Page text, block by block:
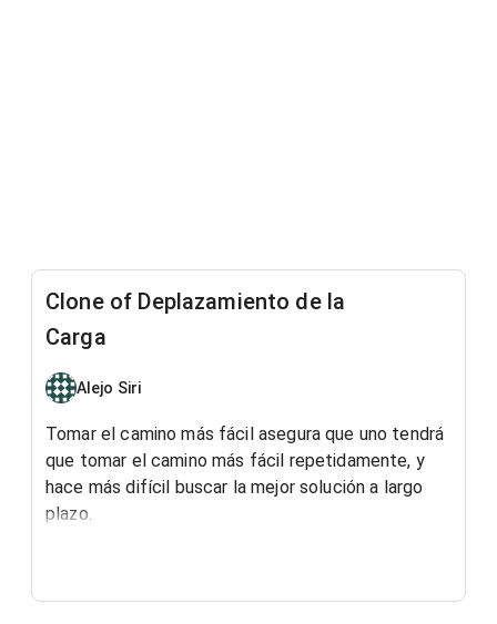
Clone of Deplazamiento de la
Carga
Alejo Siri
Tomar el camino más fácil asegura que uno tendrá
que tomar el camino más fácil repetidamente, y
hace más difícil buscar la mejor solución a largo
plazo.